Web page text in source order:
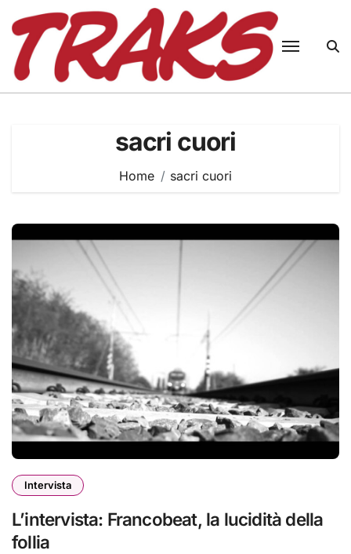
content
sacri cuori
Home sacri cuori
Intervista
L’intervista: Francobeat, la lucidità della
follia